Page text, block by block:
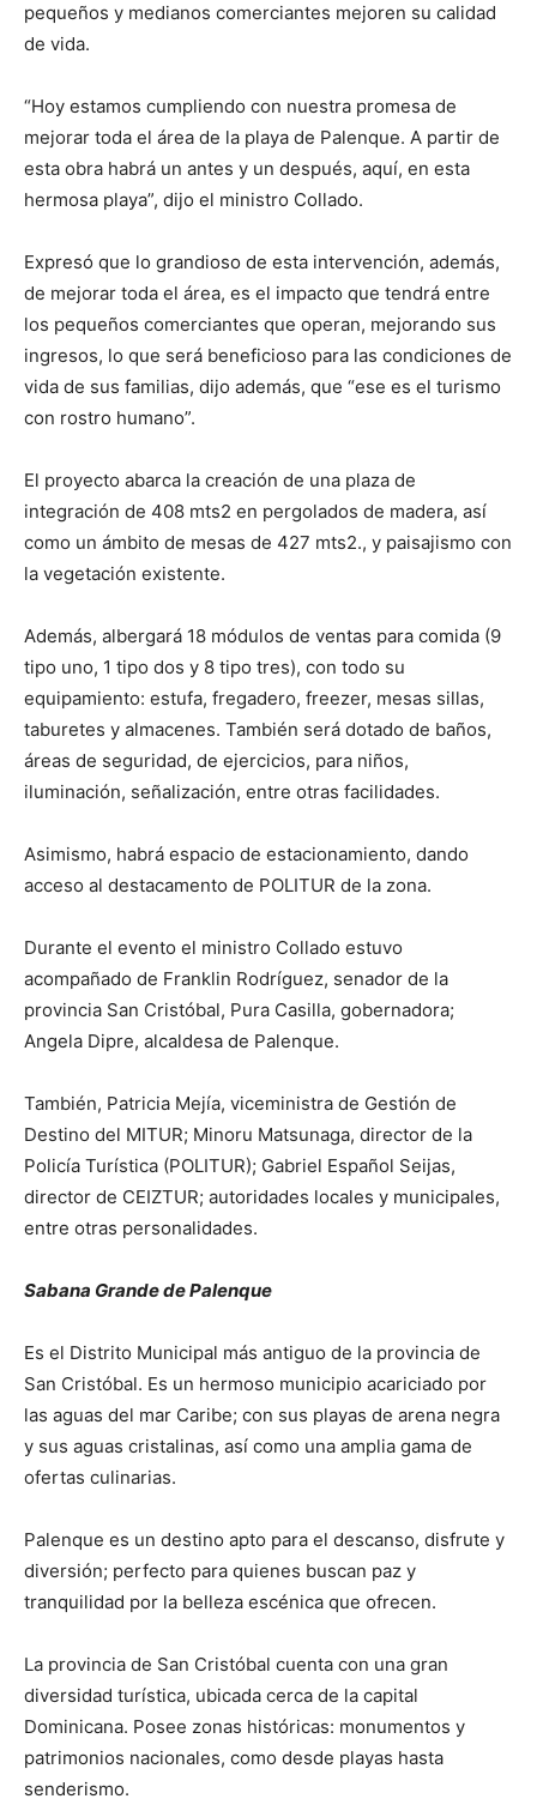
pequeños y medianos comerciantes mejoren su calidad
de vida.
“Hoy estamos cumpliendo con nuestra promesa de
mejorar toda el área de la playa de Palenque. A partir de
esta obra habrá un antes y un después, aquí, en esta
hermosa playa”, dijo el ministro Collado.
Expresó que lo grandioso de esta intervención, además,
de mejorar toda el área, es el impacto que tendrá entre
los pequeños comerciantes que operan, mejorando sus
ingresos, lo que será beneficioso para las condiciones de
vida de sus familias, dijo además, que “ese es el turismo
con rostro humano”.
El proyecto abarca la creación de una plaza de
integración de 408 mts2 en pergolados de madera, así
como un ámbito de mesas de 427 mts2., y paisajismo con
la vegetación existente.
Además, albergará 18 módulos de ventas para comida (9
tipo uno, 1 tipo dos y 8 tipo tres), con todo su
equipamiento: estufa, fregadero, freezer, mesas sillas,
taburetes y almacenes. También será dotado de baños,
áreas de seguridad, de ejercicios, para niños,
iluminación, señalización, entre otras facilidades.
Asimismo, habrá espacio de estacionamiento, dando
acceso al destacamento de POLITUR de la zona.
Durante el evento el ministro Collado estuvo
acompañado de Franklin Rodríguez, senador de la
provincia San Cristóbal, Pura Casilla, gobernadora;
Angela Dipre, alcaldesa de Palenque.
También, Patricia Mejía, viceministra de Gestión de
Destino del MITUR; Minoru Matsunaga, director de la
Policía Turística (POLITUR); Gabriel Español Seijas,
director de CEIZTUR; autoridades locales y municipales,
entre otras personalidades.
Sabana Grande de Palenque
Es el Distrito Municipal más antiguo de la provincia de
San Cristóbal. Es un hermoso municipio acariciado por
las aguas del mar Caribe; con sus playas de arena negra
y sus aguas cristalinas, así como una amplia gama de
ofertas culinarias.
Palenque es un destino apto para el descanso, disfrute y
diversión; perfecto para quienes buscan paz y
tranquilidad por la belleza escénica que ofrecen.
La provincia de San Cristóbal cuenta con una gran
diversidad turística, ubicada cerca de la capital
Dominicana. Posee zonas históricas: monumentos y
patrimonios nacionales, como desde playas hasta
senderismo.